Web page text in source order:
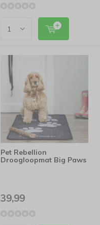
Pet Rebellion
Droogloopmat Big Paws
39,99